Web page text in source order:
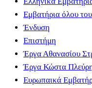
Εμβατήρια όλου
Ένδυση
Επιστήμη
Έργα Αθανασίου
Έργα Κώστα
Ευρωπαικά